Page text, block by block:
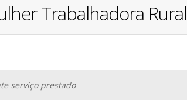
Trabalhadora Rural
serviço prestado